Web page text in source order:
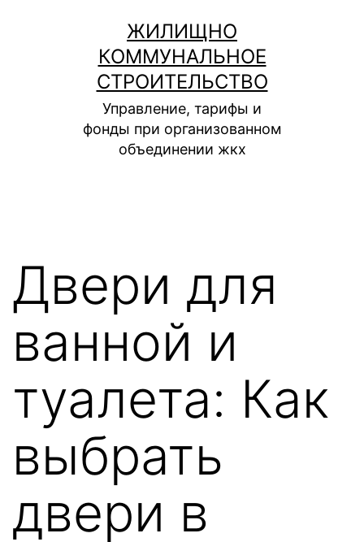
содержимому
ЖИЛИЩНО
КОММУНАЛЬНОЕ
СТРОИТЕЛЬСТВО
Управление, тарифы и
фонды при организованном
объединении жкх
Двери для
ванной и
туалета: Как
выбрать
двери в